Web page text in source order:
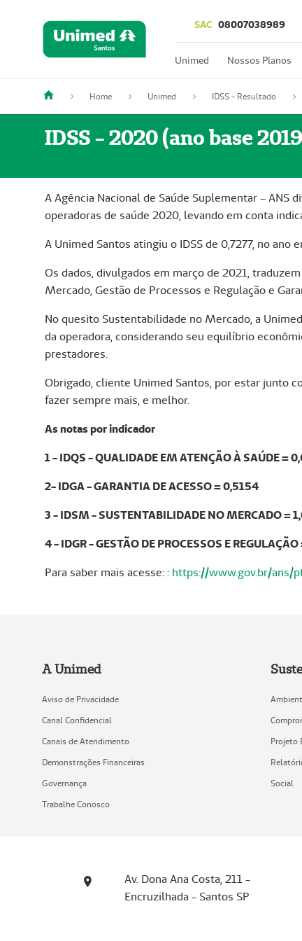
SAC 08007038989
Unimed Nossos Planos
Home Unimed IDSS - Resultado
IDSS - 2020 (ano base
A Agência Nacional de Saúde Suplementar – ANS
operadoras de saúde 2020, levando em conta
A Unimed Santos atingiu o IDSS de 0,7277, no ano
Os dados, divulgados em março de 2021,
Mercado, Gestão de Processos e Regulação e
No quesito Sustentabilidade no Mercado, a
da operadora, considerando seu equilíbrio
prestadores.
Obrigado, cliente Unimed Santos, por estar junto
fazer sempre mais, e melhor.
As notas por indicador
1 - IDQS - QUALIDADE EM ATENÇÃO À SAÚDE =
2- IDGA - GARANTIA DE ACESSO = 0,5154
3 - IDSM - SUSTENTABILIDADE NO MERCADO =
4 - IDGR - GESTÃO DE PROCESSOS E
Para saber mais acesse: : https://www.gov.br/ans/
A Unimed
Aviso de Privacidade
Canal Confidencial
Canais de Atendimento
Demonstrações Financeiras
Governança
Trabalhe Conosco
Projeto
Social
Av. Dona Ana Costa, 211 -
Encruzilhada - Santos SP